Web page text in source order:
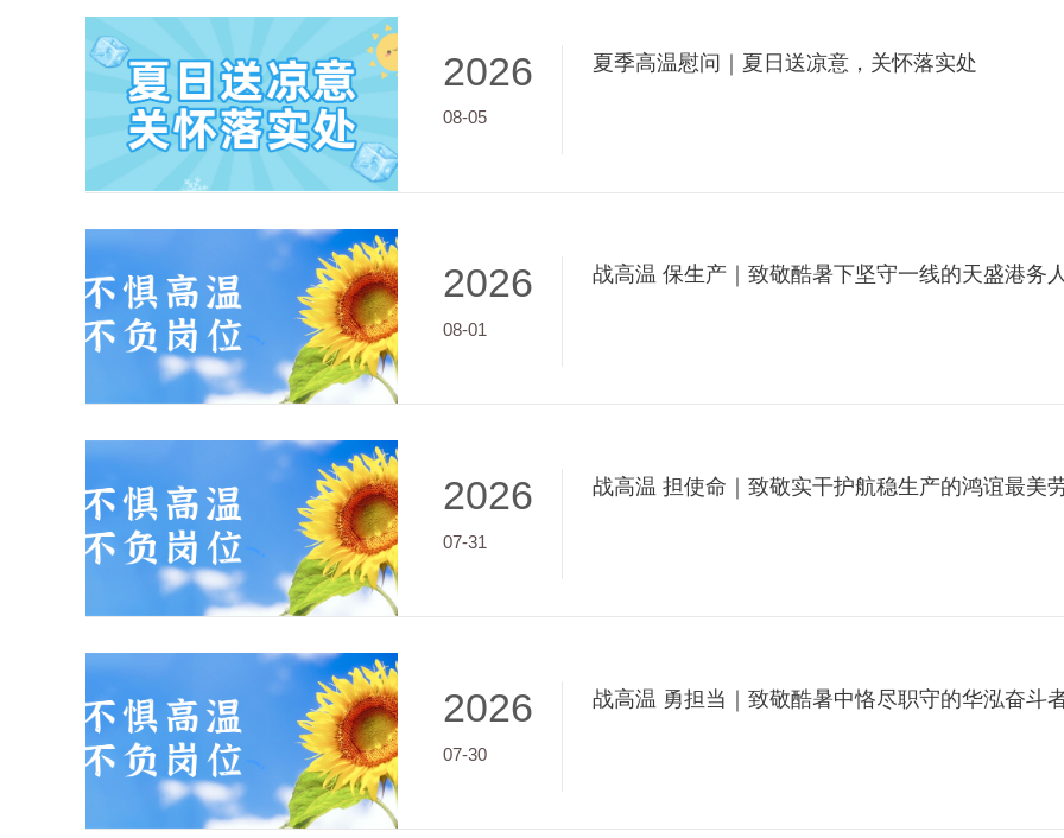
2026
08-05
夏季高温慰问｜夏日送凉意，关怀落实处
2026
08-01
战高温 保生产｜致敬酷暑下坚守一线的天盛港务人
2026
07-31
战高温 担使命｜致敬实干护航稳生产的鸿谊最美
2026
07-30
战高温 勇担当｜致敬酷暑中恪尽职守的华泓奋斗